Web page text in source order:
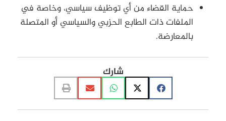
حماية القضاء من أي توظيف سياسي، وخاصة في
الملفات ذات الطابع الحزبي والسياسي أو المتصلة
بالمعارضة.
شارك